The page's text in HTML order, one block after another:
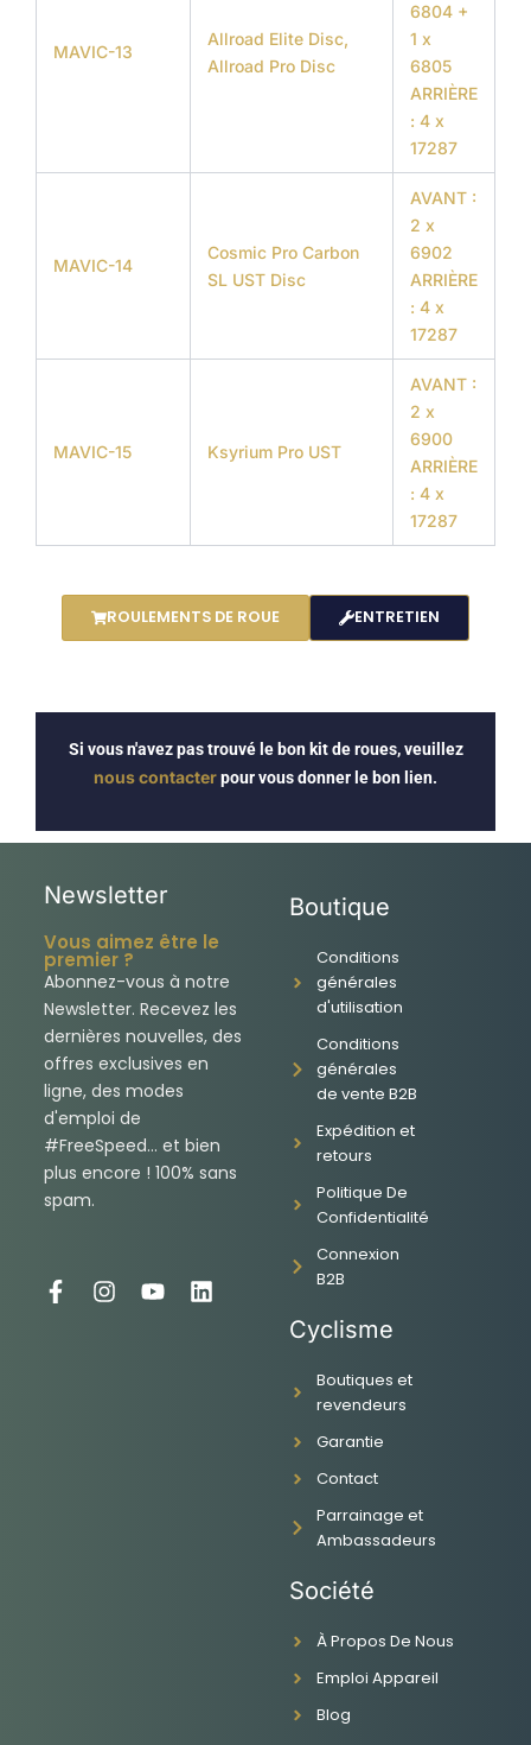
MAVIC-13
Allroad Elite Disc,
Allroad Pro Disc
6804 +
1 x
6805
ARRIÈRE
: 4 x
17287
MAVIC-14
Cosmic Pro Carbon
SL UST Disc
AVANT :
2 x
6902
ARRIÈRE
: 4 x
17287
MAVIC-15 Ksyrium Pro UST
AVANT :
2 x
6900
ARRIÈRE
: 4 x
17287
ROULEMENTS DE ROUE ENTRETIEN
Si vous n'avez pas trouvé le bon kit de roues, veuillez
nous contacterpour vous donner le bon lien.
Newsletter
Vous aimez être le
premier ?
Abonnez-vous à notre
Newsletter. Recevez les
dernières nouvelles, des
offres exclusives en
ligne, des modes
d'emploi de
#FreeSpeed... et bien
plus encore ! 100% sans
spam.
F
I
Y
L
Boutique
Conditions
générales
d'utilisation
Conditions
générales
de vente B2B
Expédition et
retours
Politique De
Confidentialité
Connexion
B2B
Cyclisme
Boutiques et
revendeurs
Garantie
Contact
Parrainage et
Ambassadeurs
Société
À Propos De Nous
Emploi Appareil
Blog